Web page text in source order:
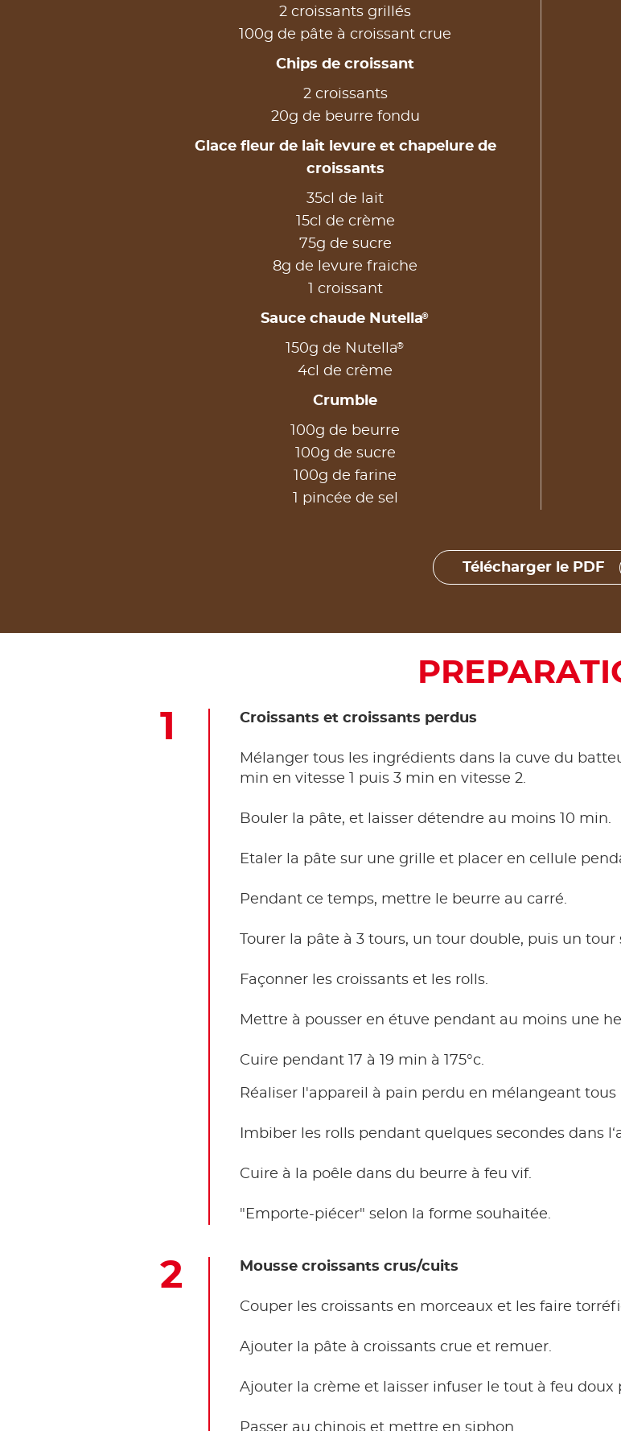
2 croissants grillés
100g de pâte à croissant crue
Chips de croissant
2 croissants
20g de beurre fondu
Glace fleur de lait levure et chapelure de
croissants
35cl de lait
15cl de crème
75g de sucre
8g de levure fraiche
1 croissant
Sauce chaude Nutella®
150g de Nutella®
4cl de crème
Crumble
100g de beurre
100g de sucre
100g de farine
1 pincée de sel
Télécharger le PDF
Croissants et croissants perdus
Mélanger tous les ingrédients dans la cuve du
min en vitesse 1 puis 3 min en vitesse 2.
Bouler la pâte, et laisser détendre au moins 10 min.
Etaler la pâte sur une grille et placer en cellule
Pendant ce temps, mettre le beurre au carré.
Tourer la pâte à 3 tours, un tour double, puis un
Façonner les croissants et les rolls.
Mettre à pousser en étuve pendant au moins une
Cuire pendant 17 à 19 min à 175°c.
Réaliser l'appareil à pain perdu en mélangeant tous
Imbiber les rolls pendant quelques secondes dans
Cuire à la poêle dans du beurre à feu vif.
"Emporte-piécer" selon la forme souhaitée.
Mousse croissants crus/cuits
Couper les croissants en morceaux et les faire
Ajouter la pâte à croissants crue et remuer.
Ajouter la crème et laisser infuser le tout à feu
Passer au chinois et mettre en siphon.